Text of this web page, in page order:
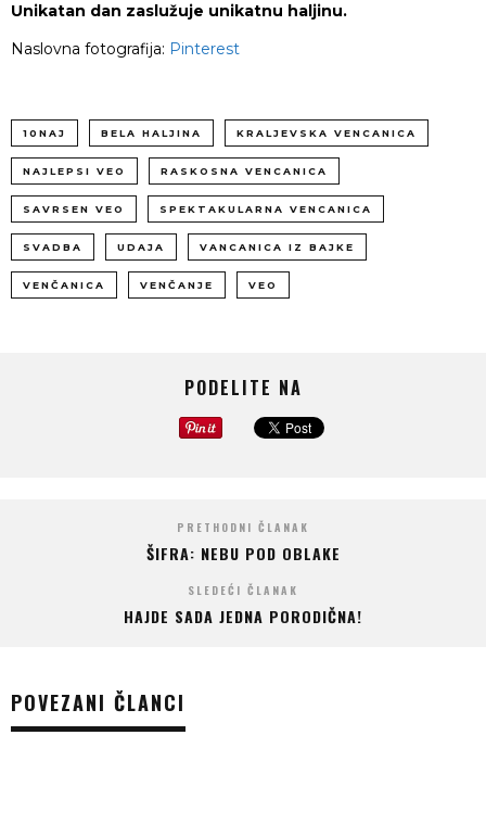
Unikatan dan zaslužuje unikatnu haljinu.
Naslovna fotografija: Pinterest
10NAJ BELA HALJINA KRALJEVSKA VENCANICA
NAJLEPSI VEO RASKOSNA VENCANICA
SAVRSEN VEO SPEKTAKULARNA VENCANICA
SVADBA UDAJA VANCANICA IZ BAJKE
VENČANICA VENČANJE VEO
PODELITE NA
PRETHODNI ČLANAK
ŠIFRA: NEBU POD OBLAKE
SLEDEĆI ČLANAK
HAJDE SADA JEDNA PORODIČNA!
POVEZANI ČLANCI